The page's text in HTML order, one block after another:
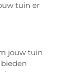
tuin er
jouw tuin